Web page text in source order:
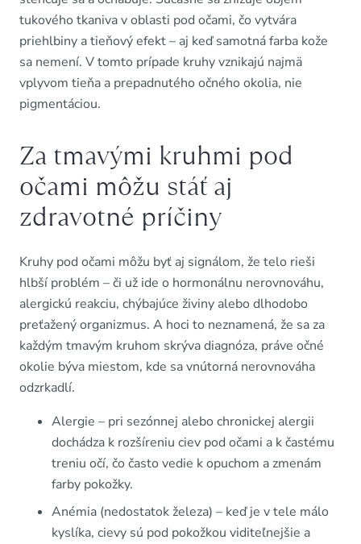
tukového tkaniva v oblasti pod očami, čo vytvára
priehlbiny a tieňový efekt – aj keď samotná farba kože
sa nemení. V tomto prípade kruhy vznikajú najmä
vplyvom tieňa a prepadnutého očného okolia, nie
pigmentáciou.
Za tmavými kruhmi pod
očami môžu stáť aj
zdravotné príčiny
Kruhy pod očami môžu byť aj signálom, že telo rieši
hlbší problém – či už ide o hormonálnu nerovnováhu,
alergickú reakciu, chýbajúce živiny alebo dlhodobo
preťažený organizmus. A hoci to neznamená, že sa za
každým tmavým kruhom skrýva diagnóza, práve očné
okolie býva miestom, kde sa vnútorná nerovnováha
odzrkadlí.
Alergie – pri sezónnej alebo chronickej alergii
dochádza k rozšíreniu ciev pod očami a k častému
treniu očí, čo často vedie k opuchom a zmenám
farby pokožky.
Anémia (nedostatok železa) – keď je v tele málo
kyslíka, cievy sú pod pokožkou viditeľnejšie a